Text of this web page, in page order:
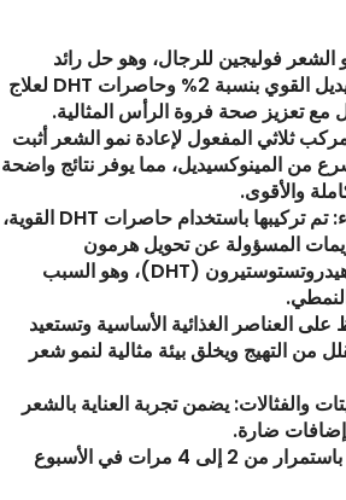
الشعر فوليجين للرجال، وهو حل رائد
مصمم بمركب ثلاثي أكسيديل القوي بنسبة 2% وحاصرات DHT لعلاج
تعزيز صحة فروة الرأس المثالية.
2%: مركب ثلاثي المفعول لإعادة نمو الشعر أثبت
من المينوكسيديل، مما يوفر نتائج واضحة
والأقوى.
حاصرات DHT عالية الأداء: تم تركيبها باستخدام حاصرات DHT القوية،
المسؤولة عن تحويل هرمون
التستوستيرون إلى ثنائي هيدروتستوستيرون (DHT)، وهو السبب
العناصر الغذائية الأساسية وتستعيد
من التهيج ويخلق بيئة مثالية لنمو شعر
والفثالات: يضمن تجربة العناية بالشعر
ضارة.
استخدم شامبو فوليجين® باستمرار من 2 إلى 4 مرات في الأسبوع